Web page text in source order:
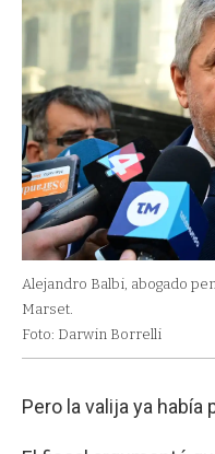
Alejandro Balbi, abogado
Marset.
Foto: Darwin Borrelli
Pero la valija ya había